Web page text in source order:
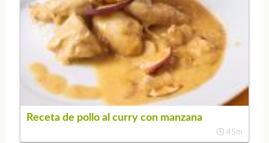
Receta de pollo al curry con manzana
45m